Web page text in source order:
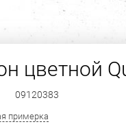
цветной
09120383
примерка